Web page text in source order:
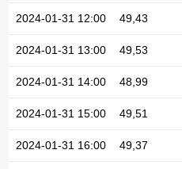
2024-01-31 12:00 49,43
2024-01-31 13:00 49,53
2024-01-31 14:00 48,99
2024-01-31 15:00 49,51
2024-01-31 16:00 49,37